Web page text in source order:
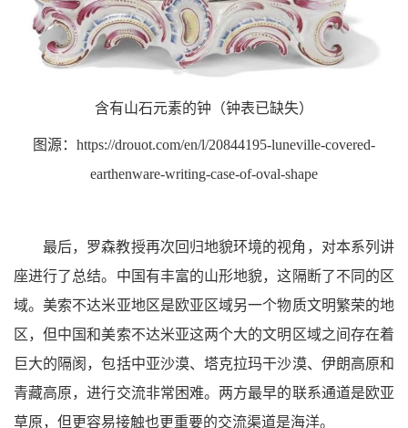
含有山石元素的钟（钟表已缺失）
图源：https://drouot.com/en/l/20844195-luneville-covered-
earthenware-writing-case-of-oval-shape
最后，罗森教授再次回归地貌环境的视角，对本系列讲
座进行了总结。中国有丰富的山形地貌，这隔断了不同的区
域。美索不达米亚地区是欧亚区域另一个物质文明繁荣的地
区，但中国和美索不达米亚这两个大的文明区域之间存在着
巨大的隔阂，包括中亚沙漠、塔克拉玛干沙漠、伊朗高原和
青藏高原，进行交流非常困难。两方最早的联系通道是欧亚
草原，但更容易接触也更重要的交流渠道是海洋。